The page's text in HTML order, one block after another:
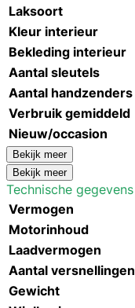
Laksoort
Kleur interieur
Bekleding interieur
Aantal sleutels
Aantal handzenders
Verbruik gemiddeld
Nieuw/occasion
Bekijk meer
Bekijk meer
Technische gegevens
Vermogen
Motorinhoud
Laadvermogen
Aantal versnellingen
Gewicht